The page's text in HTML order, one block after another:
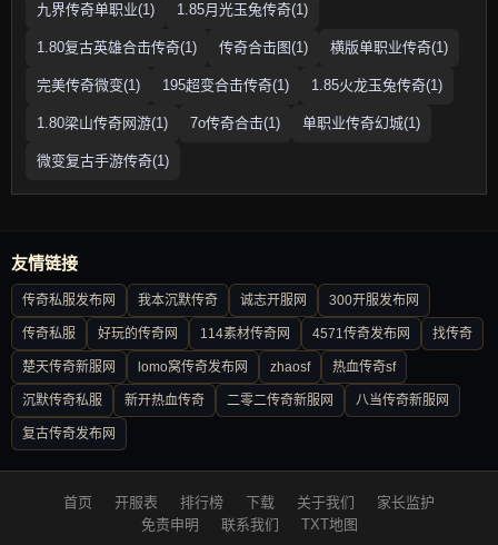
九界传奇单职业(1) 1.85月光玉兔传奇(1)
1.80复古英雄合击传奇(1) 传奇合击图(1) 横版单职业传奇(1)
完美传奇微变(1) 195超变合击传奇(1) 1.85火龙玉兔传奇(1)
1.80梁山传奇网游(1) 7o传奇合击(1) 单职业传奇幻城(1)
微变复古手游传奇(1)
友情链接
传奇私服发布网 我本沉默传奇 诚志开服网 300开服发布网
传奇私服 好玩的传奇网 114素材传奇网 4571传奇发布网 找传奇
楚天传奇新服网 lomo窝传奇发布网 zhaosf 热血传奇sf
沉默传奇私服 新开热血传奇 二零二传奇新服网 八当传奇新服网
复古传奇发布网
首页 开服表 排行榜 下载 关于我们
家长监护
免责申明
联系我们 TXT地图